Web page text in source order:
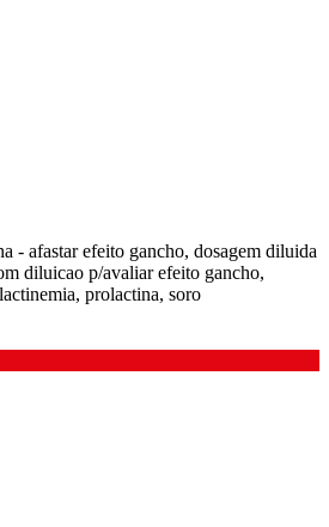
- afastar efeito gancho, dosagem diluida
diluicao p/avaliar efeito gancho,
prolactina, soro